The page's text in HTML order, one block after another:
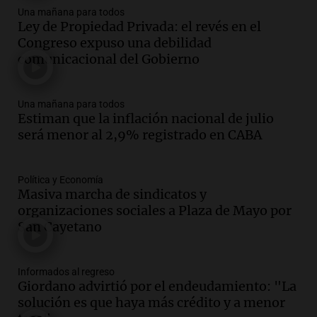
Una mañana para todos
Episodios
Audio.El orgullo y el sueño argentino de
Una mañana para todos
Episodios
El abuelo de Agostina Vega, tras
todos tenían algo que ver"
Una mañana para todos
Episodios
Audio.Una nutricionista derribó el mito
conviene priorizar
Una mañana para todos
Episodios
Una mañana para todos
Ley de Propiedad Privada: el revés en el
Congreso expuso una debilidad
comunicacional del Gobierno
Una mañana para todos
Estiman que la inflación nacional de julio
será menor al 2,9% registrado en CABA
Política y Economía
Masiva marcha de sindicatos y
organizaciones sociales a Plaza de Mayo por
San Cayetano
Informados al regreso
Giordano advirtió por el endeudamiento: "La
solución es que haya más crédito y a menor